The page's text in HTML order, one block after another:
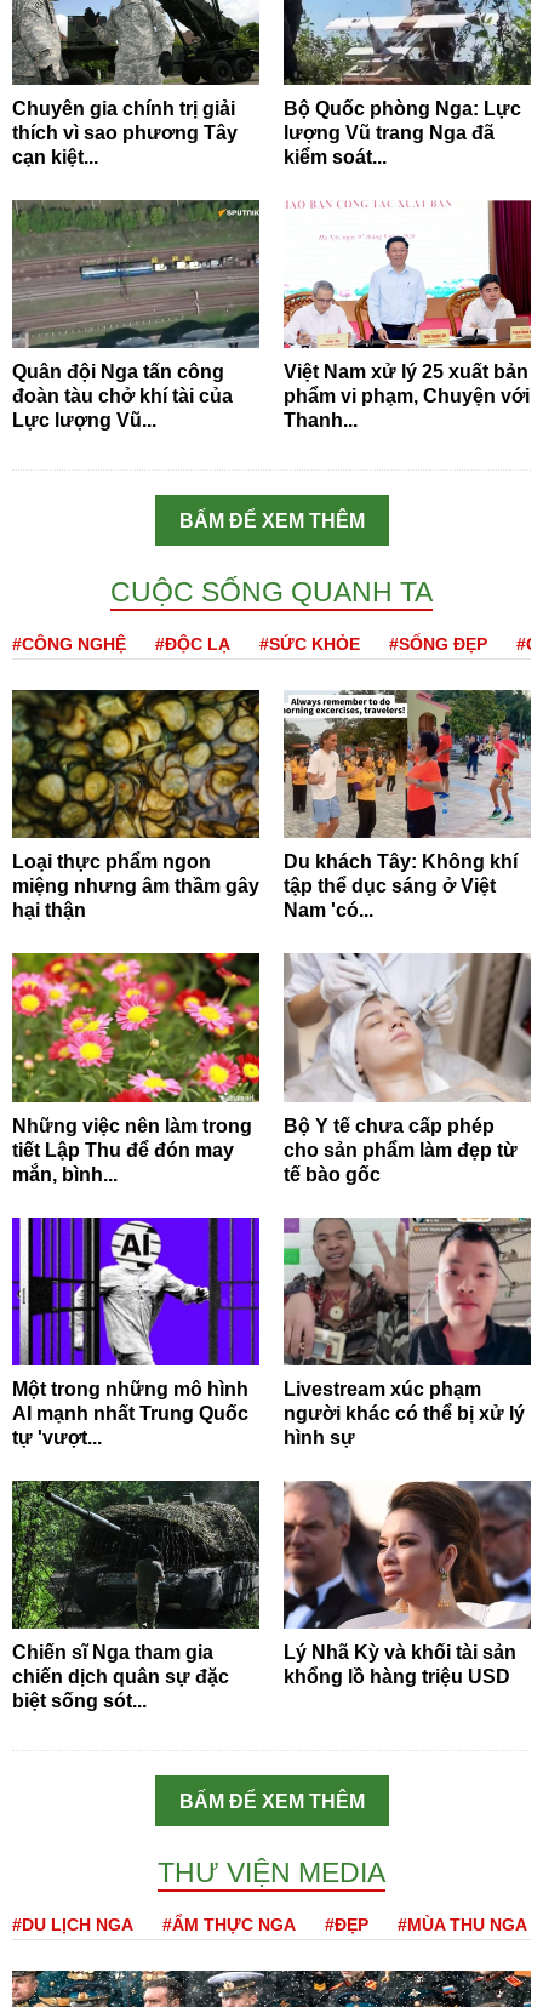
Chuyên gia chính trị giải
thích vì sao phương Tây
cạn kiệt...
Bộ Quốc phòng Nga: Lực
lượng Vũ trang Nga đã
kiểm soát...
Quân đội Nga tấn công
đoàn tàu chở khí tài của
Lực lượng Vũ...
Việt Nam xử lý 25 xuất bản
phẩm vi phạm, Chuyện với
Thanh...
BẤM ĐỂ XEM THÊM
CUỘC SỐNG QUANH TA
#CÔNG NGHỆ #ĐỘC LẠ #SỨC KHỎE #SỐNG ĐẸP
Loại thực phẩm ngon
miệng nhưng âm thầm gây
hại thận
Du khách Tây: Không khí
tập thể dục sáng ở Việt
Nam 'có...
Những việc nên làm trong
tiết Lập Thu để đón may
mắn, bình...
Bộ Y tế chưa cấp phép
cho sản phẩm làm đẹp từ
tế bào gốc
Một trong những mô hình
AI mạnh nhất Trung Quốc
tự 'vượt...
Livestream xúc phạm
người khác có thể bị xử lý
hình sự
Chiến sĩ Nga tham gia
chiến dịch quân sự đặc
biệt sống sót...
Lý Nhã Kỳ và khối tài sản
khổng lồ hàng triệu USD
BẤM ĐỂ XEM THÊM
THƯ VIỆN MEDIA
#DU LỊCH NGA #ẨM THỰC NGA #ĐẸP #MÙA THU NGA